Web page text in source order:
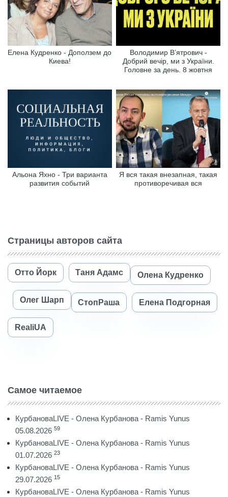
Елена Кудренко - Доползем до
Киева!
Володимир В’ятрович -
Добрий вечір, ми з України.
Головне за день. 8 жовтня
Альона Яхно - Три варианта
развития событий
Я вся такая внезапная, такая
противоречивая вся
Страницы авторов сайта
Отто Йорк Таня Адамс Олена Кудренко
Олег Шарп СтопРаша Елена Подгорная
RealiUA
Самое читаемое
КурбановаLIVE - Олена Курбанова - Ramis Yunus
05.08.2026 59
КурбановаLIVE - Олена Курбанова - Ramis Yunus
01.07.2026 23
КурбановаLIVE - Олена Курбанова - Ramis Yunus
29.07.2026 15
КурбановаLIVE - Олена Курбанова - Ramis Yunus